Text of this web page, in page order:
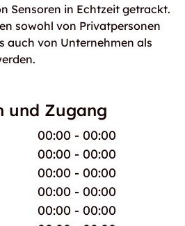
Sensoren in Echtzeit getrackt.
sowohl von Privatpersonen
auch von Unternehmen als
und Zugang
00:00 - 00:00
00:00 - 00:00
00:00 - 00:00
00:00 - 00:00
00:00 - 00:00